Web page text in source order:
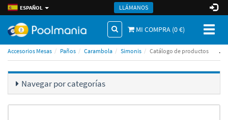
ESPAÑOL LLÁMANOS
MI COMPRA (0€)
Accesorios Mesas Paños Carambola Simonis Catálogo de productos .
Navegar por categorí­as